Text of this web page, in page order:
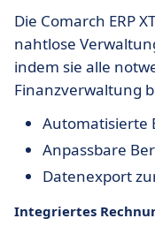
Die Comarch ERP
nahtlose
indem sie alle
Finanzverwaltung
Automatisierte
Anpassbare
Datenexport
Integriertes